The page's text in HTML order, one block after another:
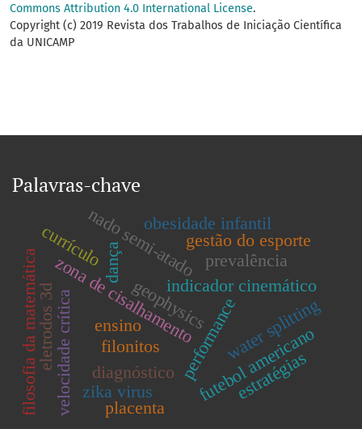
Commons Attribution 4.0 International License.
Copyright (c) 2019 Revista dos Trabalhos de Iniciação Científica
da UNICAMP
Palavras-chave
zona de cisalhamentoindicador cinemático
filonitos
dança
ensino
nado semi-atado
velocidade crítica performance
futebol americano
diagnóstico
gestão do esporte
geophysics
currículo
filosofia da matemática prevalência
obesidade infantil
eletrodos 3d water splitting
estratégias
zika virus
placenta